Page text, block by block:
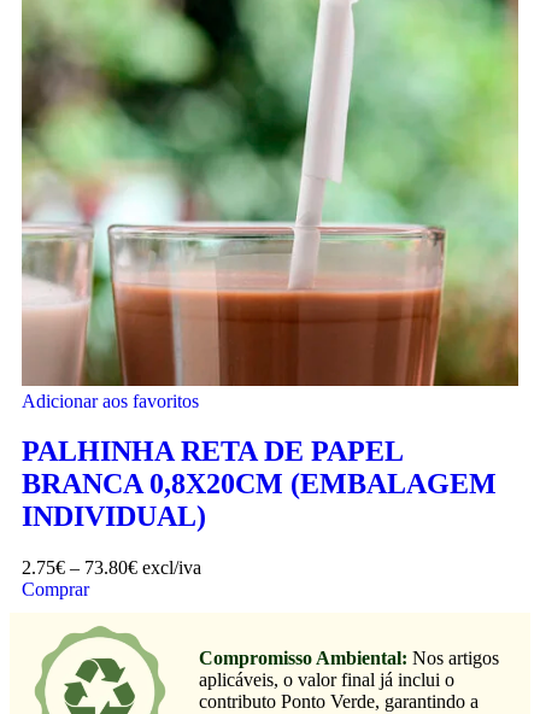
Adicionar aos favoritos
PALHINHA RETA DE PAPEL
BRANCA 0,8X20CM (EMBALAGEM
INDIVIDUAL)
2.75€ – 73.80€ excl/iva
Comprar
Compromisso Ambiental: Nos artigos
aplicáveis, o valor final já inclui o
contributo Ponto Verde, garantindo a